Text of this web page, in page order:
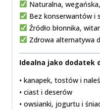
Naturalna,
Bez konserwantów i
Źródło błonnika,
Zdrowa alternatywa
Idealna jako dodatek
• kanapek, tostów i
• ciast i deserów
• owsianki, jogurtu i